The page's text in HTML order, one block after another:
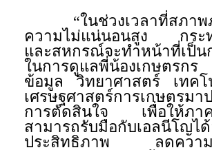
“ในช่วงเวลาที่สภาพ
ความไม่แน่นอนสูง กระท
และสหกรณ์จะทำหน้าที่เป็น
ในการดูแลพี่น้องเกษตร
ข้อมูล วิทยาศาสตร์ เทค
เศรษฐศาสตร์การเกษตรมา
การตัดสินใจ เพื่อให้ภาค
สามารถรับมือกับเอลนีโญไ
ประสิทธิภาพ ลดความเ